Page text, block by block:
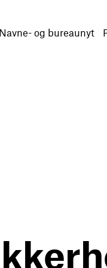
Navne- og bureaunyt